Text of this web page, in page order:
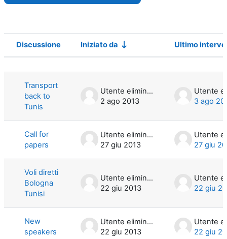
Stato
Discussione Iniziato da Ultimo
Transport
back to
Tunis
Utente eliminato
2 ago 2013
3 ago
Call for
papers
Utente eliminato
27 giu 2013
27 giu
Voli diretti
Bologna
Tunisi
Utente eliminato
22 giu 2013
22 giu
New
speakers
Utente eliminato
22 giu 2013
22 giu